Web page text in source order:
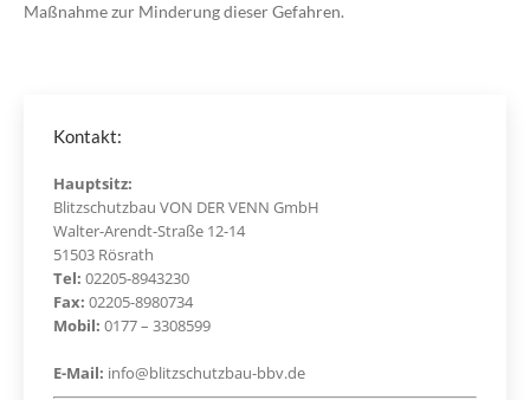
Maßnahme zur Minderung dieser Gefahren.
Kontakt:
Hauptsitz:
Blitzschutzbau VON DER VENN GmbH
Walter-Arendt-Straße 12-14
51503 Rösrath
Tel: 02205-8943230
Fax: 02205-8980734
Mobil: 0177 – 3308599
E-Mail: info@blitzschutzbau-bbv.de